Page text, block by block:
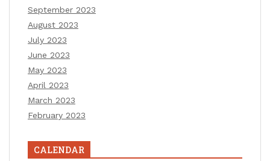
September 2023
August 2023
July 2023
June 2023
May 2023
April 2023
March 2023
February 2023
CALENDAR